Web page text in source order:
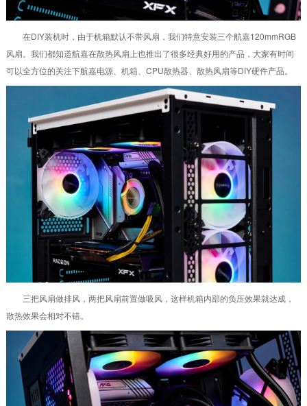
在DIY装机时，由于机箱默认不带风扇，我们特意安装三个航嘉120mmRGB
风扇。我们都知道航嘉在散热风扇上也推出了很多经典好用的产品，大家有时间
可以全方位的关注下航嘉电源、机箱、CPU散热器、散热风扇等DIY硬件产品。
三把风扇做排风，两把风扇前置做吸风，这样机箱内部的负压效果就达成，
散热效果会相对不错。